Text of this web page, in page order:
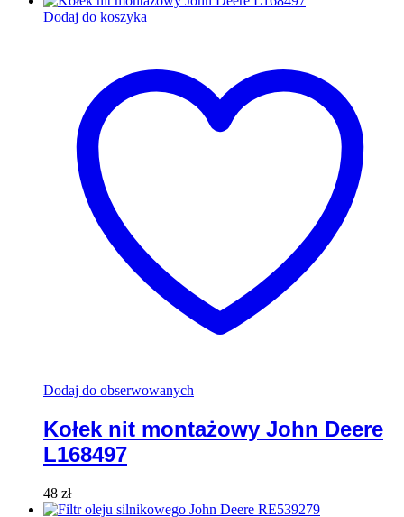
Dodaj do koszyka
Dodaj do obserwowanych
Kołek nit montażowy John Deere
L168497
48 zł